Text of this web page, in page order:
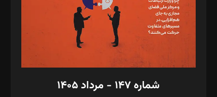
طراح یونیفرم: مجید توکلی
فیلمبرداری و عکاسی: امیر شفیعی، مانی لطفی زاده
گرافیک و صفحه‌آرایی: سید‌سبحان‌علی ثابت
مد‌یر توسعه تجاری: کامبیز برید‌
امور مالی: شاپور رهبری، محمد‌ کاظمی‌نیا
شماره ۱۴۷ - مرداد ۱۴۰۵